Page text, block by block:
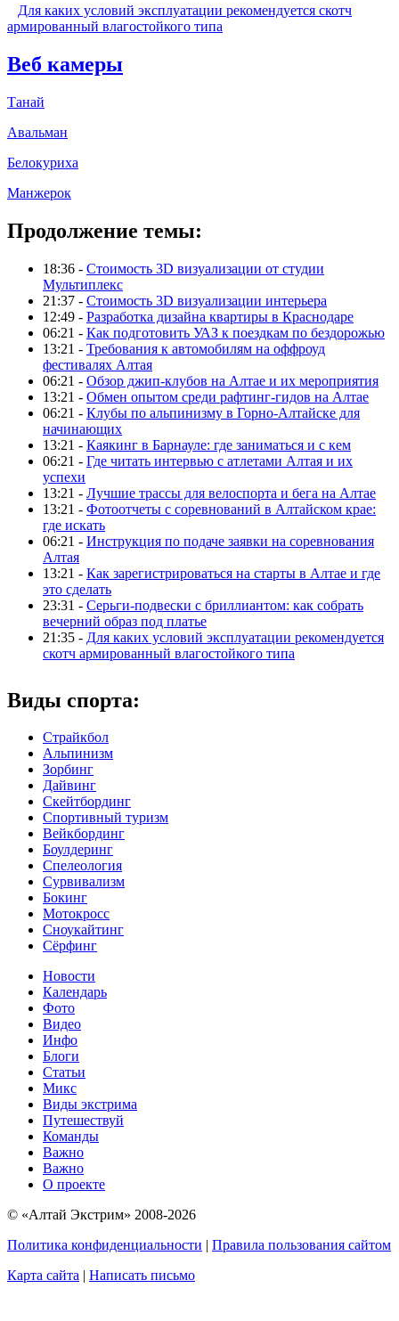
Для каких условий эксплуатации рекомендуется скотч
армированный влагостойкого типа
Веб камеры
Танай
Авальман
Белокуриха
Манжерок
Продолжение темы:
18:36 - Стоимость 3D визуализации от студии
Мультиплекс
21:37 - Стоимость 3D визуализации интерьера
12:49 - Разработка дизайна квартиры в Краснодаре
06:21 - Как подготовить УАЗ к поездкам по бездорожью
13:21 - Требования к автомобилям на оффроуд
фестивалях Алтая
06:21 - Обзор джип-клубов на Алтае и их мероприятия
13:21 - Обмен опытом среди рафтинг-гидов на Алтае
06:21 - Клубы по альпинизму в Горно-Алтайске для
начинающих
13:21 - Каякинг в Барнауле: где заниматься и с кем
06:21 - Где читать интервью с атлетами Алтая и их
успехи
13:21 - Лучшие трассы для велоспорта и бега на Алтае
13:21 - Фотоотчеты с соревнований в Алтайском крае:
где искать
06:21 - Инструкция по подаче заявки на соревнования
Алтая
13:21 - Как зарегистрироваться на старты в Алтае и где
это сделать
23:31 - Серьги-подвески с бриллиантом: как собрать
вечерний образ под платье
21:35 - Для каких условий эксплуатации рекомендуется
скотч армированный влагостойкого типа
Виды спорта:
Страйкбол
Альпинизм
Зорбинг
Дайвинг
Скейтбординг
Спортивный туризм‎
Вейкбординг
Боулдеринг
Спелеология
Сурвивализм
Бокинг
Мотокросс
Сноукайтинг
Сёрфинг
Новости
Календарь
Фото
Видео
Инфо
Блоги
Статьи
Микс
Виды экстрима
Путешествуй
Команды
Важно
Важно
О проекте
© «Алтай Экстрим» 2008-2026
Политика конфиденциальности | Правила пользования сайтом
Карта сайта | Написать письмо